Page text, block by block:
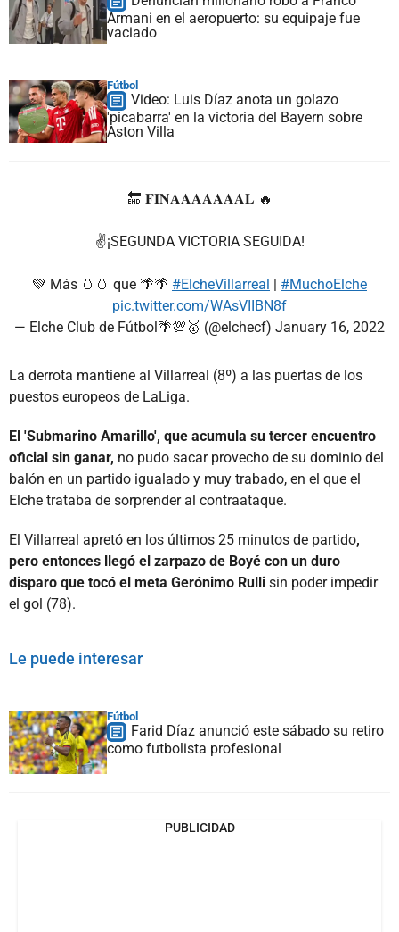
Armani en el aeropuerto: su equipaje fue
vaciado
Fútbol
Video: Luis Díaz anota un golazo
'picabarra' en la victoria del Bayern sobre
Aston Villa
🔚 𝐅𝐈𝐍𝐀𝐀𝐀𝐀𝐀𝐀𝐀𝐋 🔥
✌️¡SEGUNDA VICTORIA SEGUIDA!
💚 Más 🥚🥚 que 🌴🌴 #ElcheVillarreal | #MuchoElche
pic.twitter.com/WAsVIIBN8f
— Elche Club de Fútbol🌴💯🥇 (@elchecf) January 16, 2022
La derrota mantiene al Villarreal (8º) a las puertas de los
puestos europeos de LaLiga.
El 'Submarino Amarillo', que acumula su tercer encuentro
oficial sin ganar, no pudo sacar provecho de su dominio del
balón en un partido igualado y muy trabado, en el que el
Elche trataba de sorprender al contraataque.
El Villarreal apretó en los últimos 25 minutos de partido,
pero entonces llegó el zarpazo de Boyé con un duro
disparo que tocó el meta Gerónimo Rulli sin poder impedir
el gol (78).
Le puede interesar
Fútbol
Farid Díaz anunció este sábado su retiro
como futbolista profesional
PUBLICIDAD